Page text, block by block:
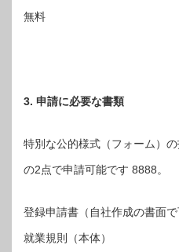
無料
3. 申請に必要な書類
特別な公的様式（フォーム）
の2点で申請可能です 8888。
登録申請書（自社作成の書面で
就業規則（本体）